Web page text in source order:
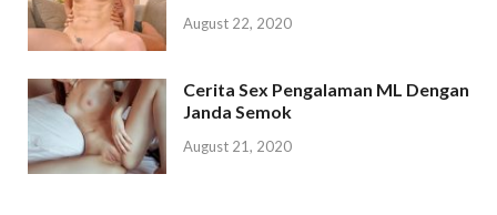
August 22, 2020
Cerita Sex Pengalaman ML Dengan
Janda Semok
August 21, 2020